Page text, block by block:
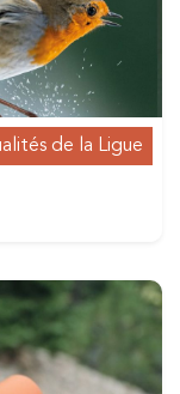
de la Ligue